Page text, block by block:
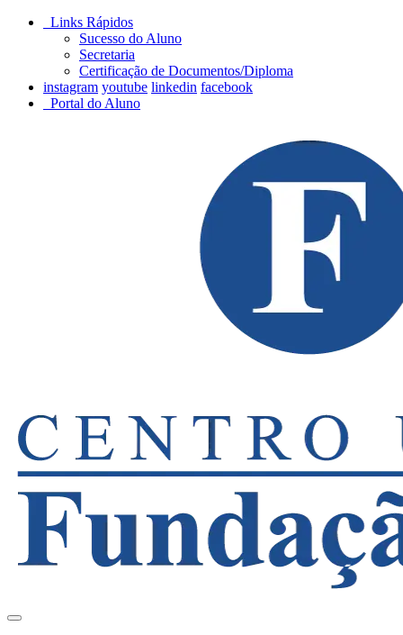
Links Rápidos
Sucesso do Aluno
Secretaria
Certificação de Documentos/Diploma
instagram youtube linkedin facebook
Portal do Aluno